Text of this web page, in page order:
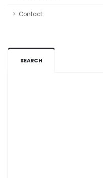
Contact
SEARCH